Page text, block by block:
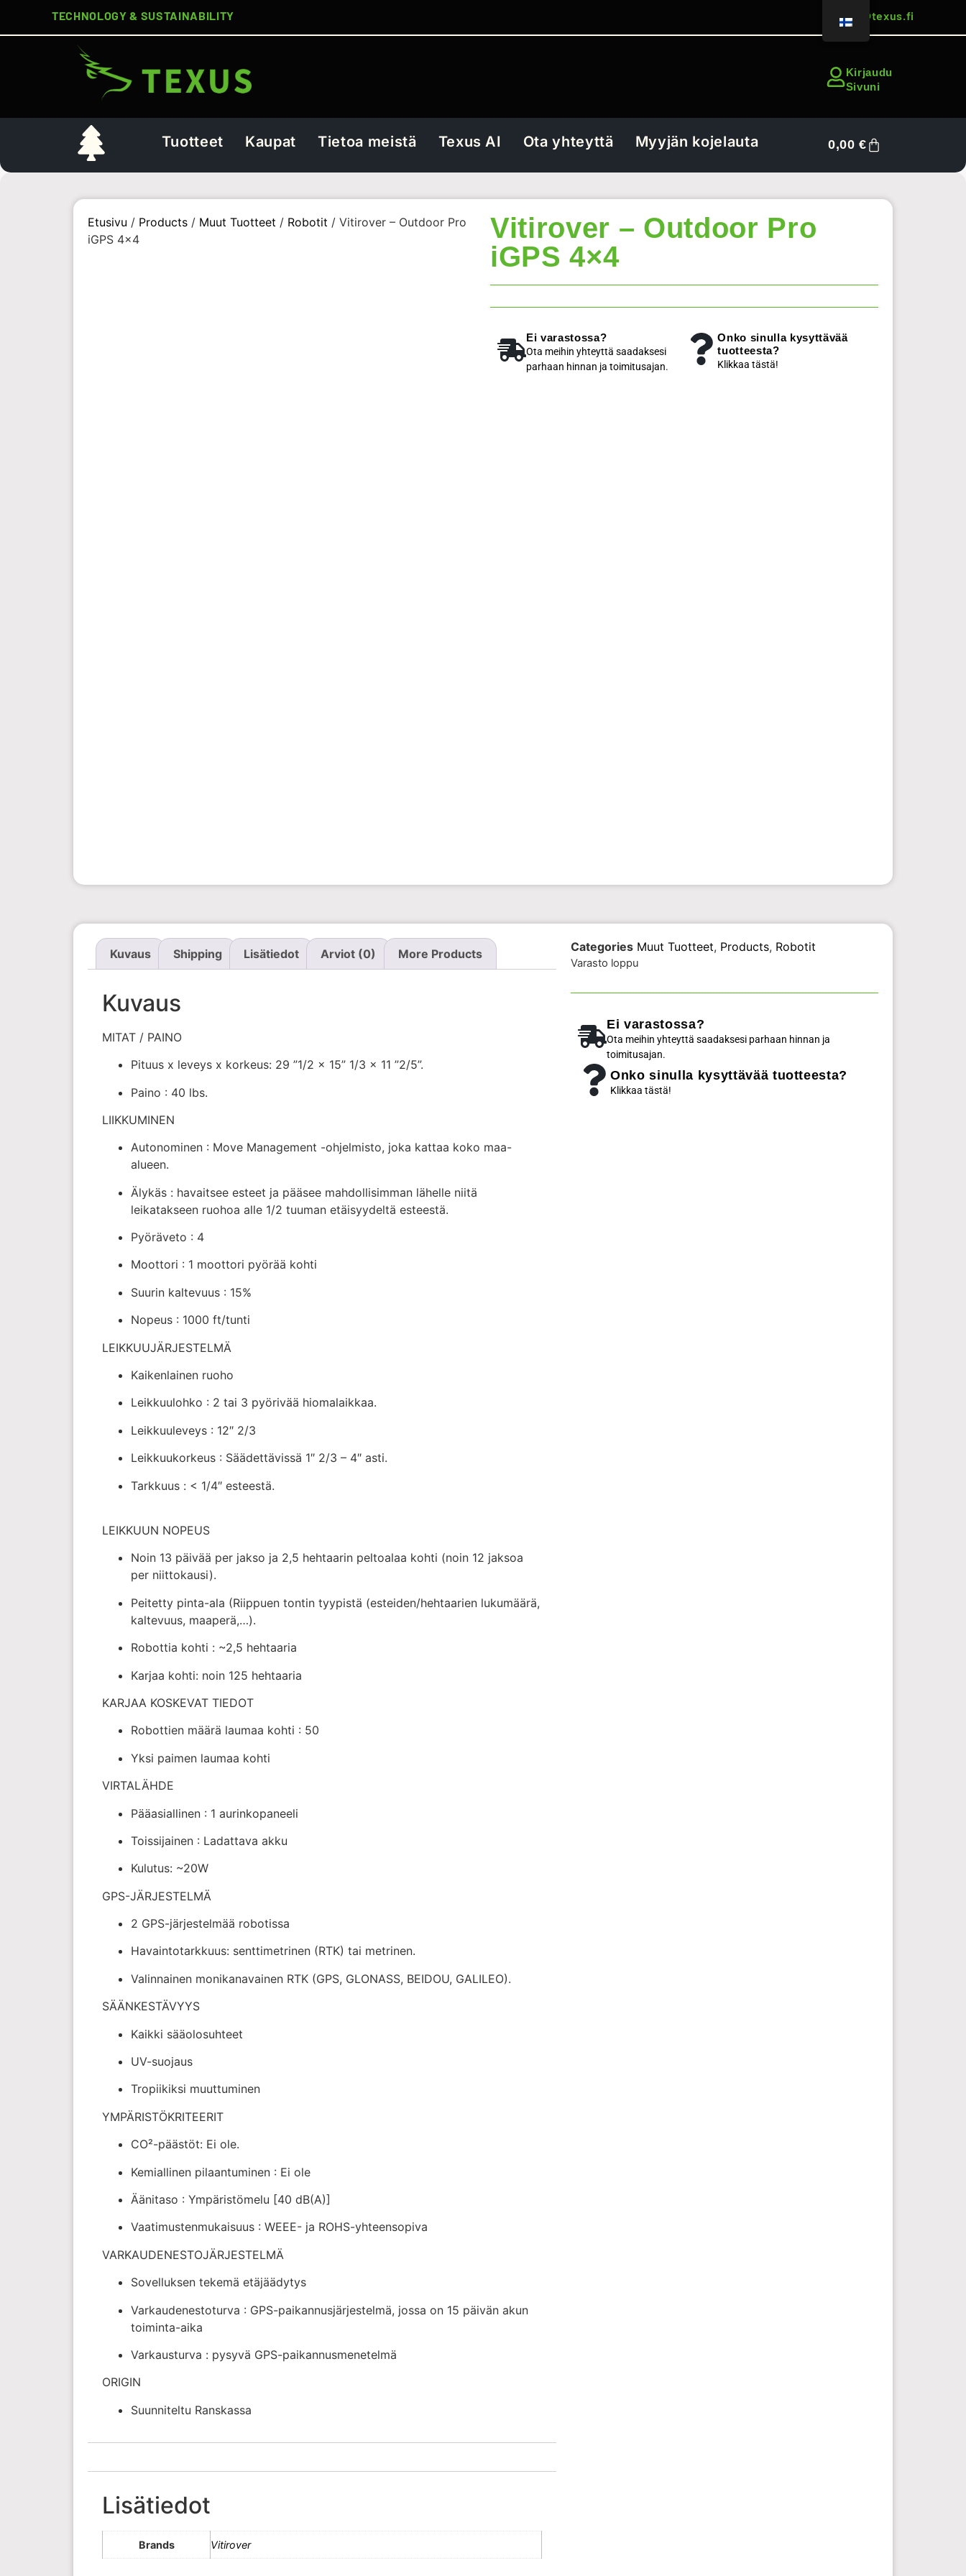
TECHNOLOGY & SUSTAINABILITY sales@texus.fi
Kirjaudu
Sivuni
Tuotteet Kaupat Tietoa meistä Texus AI Ota yhteyttä Myyjän kojelauta 0,00€
Etusivu / Products / Muut Tuotteet / Robotit / Vitirover – Outdoor Pro
iGPS 4×4
Vitirover – Outdoor Pro
iGPS 4×4
Ei varastossa?
Ota meihin yhteyttä saadaksesi
parhaan hinnan ja toimitusajan.
Onko sinulla kysyttävää
tuotteesta?
Klikkaa tästä!
Kuvaus Shipping Lisätiedot Arviot (0) More Products
Kuvaus
MITAT / PAINO
Pituus x leveys x korkeus: 29 ”1/2 x 15” 1/3 x 11 ”2/5”.
Paino : 40 lbs.
LIIKKUMINEN
Autonominen : Move Management -ohjelmisto, joka kattaa koko maa-
alueen.
Älykäs : havaitsee esteet ja pääsee mahdollisimman lähelle niitä
leikatakseen ruohoa alle 1/2 tuuman etäisyydeltä esteestä.
Pyöräveto : 4
Moottori : 1 moottori pyörää kohti
Suurin kaltevuus : 15%
Nopeus : 1000 ft/tunti
LEIKKUUJÄRJESTELMÄ
Kaikenlainen ruoho
Leikkuulohko : 2 tai 3 pyörivää hiomalaikkaa.
Leikkuuleveys : 12″ 2/3
Leikkuukorkeus : Säädettävissä 1″ 2/3 – 4″ asti.
Tarkkuus : < 1/4″ esteestä.
LEIKKUUN NOPEUS
Noin 13 päivää per jakso ja 2,5 hehtaarin peltoalaa kohti (noin 12 jaksoa
per niittokausi).
Peitetty pinta-ala (Riippuen tontin tyypistä (esteiden/hehtaarien lukumäärä,
kaltevuus, maaperä,…).
Robottia kohti : ~2,5 hehtaaria
Karjaa kohti: noin 125 hehtaaria
KARJAA KOSKEVAT TIEDOT
Robottien määrä laumaa kohti : 50
Yksi paimen laumaa kohti
VIRTALÄHDE
Pääasiallinen : 1 aurinkopaneeli
Toissijainen : Ladattava akku
Kulutus: ~20W
GPS-JÄRJESTELMÄ
2 GPS-järjestelmää robotissa
Havaintotarkkuus: senttimetrinen (RTK) tai metrinen.
Valinnainen monikanavainen RTK (GPS, GLONASS, BEIDOU, GALILEO).
SÄÄNKESTÄVYYS
Kaikki sääolosuhteet
UV-suojaus
Tropiikiksi muuttuminen
YMPÄRISTÖKRITEERIT
CO²-päästöt: Ei ole.
Kemiallinen pilaantuminen : Ei ole
Äänitaso : Ympäristömelu [40 dB(A)]
Vaatimustenmukaisuus : WEEE- ja ROHS-yhteensopiva
VARKAUDENESTOJÄRJESTELMÄ
Sovelluksen tekemä etäjäädytys
Varkaudenestoturva : GPS-paikannusjärjestelmä, jossa on 15 päivän akun
toiminta-aika
Varkausturva : pysyvä GPS-paikannusmenetelmä
ORIGIN​
Suunniteltu Ranskassa
Lisätiedot
Brands Vitirover
Categories Muut Tuotteet, Products, Robotit
Varasto loppu
Ei varastossa?
Ota meihin yhteyttä saadaksesi parhaan hinnan ja
toimitusajan.
Onko sinulla kysyttävää tuotteesta?
Klikkaa tästä!